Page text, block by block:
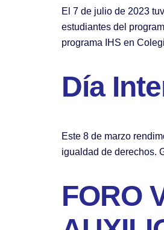
El 7 de julio de 2023
estudiantes del
programa IHS en
Día
Este 8 de marzo
igualdad de derechos.
FORO